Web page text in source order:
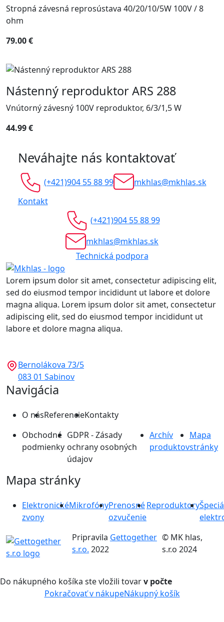
Stropná závesná reprosústava 40/20/10/5W 100V / 8
ohm
79.00 €
Nástenný reproduktor ARS 288
Vnútorný závesný 100V reproduktor, 6/3/1,5 W
44.99 €
Neváhajte nás kontaktovať
(+421)904 55 88 99
mkhlas@mkhlas.sk
Kontakt
(+421)904 55 88 99
mkhlas@mkhlas.sk
Technická podpora
Lorem ipsum dolor sit amet, consectetur adipiscing elit,
sed do eiusmod tempor incididunt ut labore et dolore
magna aliqua. Lorem ipsum dolor sit amet, consectetur
adipiscing elit, sed do eiusmod tempor incididunt ut
labore et dolore magna aliqua.
Bernolákova 73/5
083 01 Sabinov
Navigácia
O násReferencieKontakty
Obchodné
podmienky
GDPR - Zásady
ochrany osobných
údajov
Archív
produktov
Mapa
stránky
Mapa stránky
Elektronické
zvony
MikrofónyPrenosné
ozvučenie
Reproduktory
Pripravila Gettogether
s.r.o. 2022
© MK hlas,
s.r.o 2024
Do nákupného košíka ste vložili tovarv počte
Pokračovať v nákupeNákupný košík